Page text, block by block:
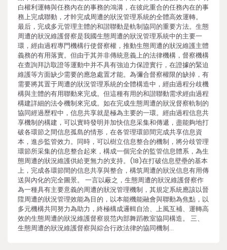
白權利運轉與任務內在的事務的鴻溝，在彼此重合的任務內在的事
務上完成聯動，才幹完成周遭的狀況管理系統的全體高效運轉。
最后，完成多元管理主體的和諧聯動是軌制協同的重要方法。生態
周遭的狀況維護督察是我國生態周遭的狀況管理系統中的主要一
環，經由過程專門機構行使督察權，推動生態周遭的狀況維護主體
義務的有用落實。但由于其并非傳統意義上的法律機構，督察機構
在查詢拜訪取證等運動中并不具有強迫力保證實行，在證據的緊迫
維護等方面缺少需要的應急處置才能。為彌合督察權限的缺掉，有
需要將其置于周遭的狀況管理系統的全體構造中，經由過程分歧機
構與主體的有用聯動來完成。但這種有用的和諧聯動需求經由過程
構建詳細的法令機制來完成。如在完成生態周遭的狀況督察軌制的
協同經過歷程中，信息共享就是極為主要的一環。經由過程信息共
享機制的構建，可以實時發明并加快信息采集和傳遞，盡能夠地打
破各環節之間信息孤島的情形，在各管理環節間完成共享信息資
本，進步監管效力。同時，可以樹立信息整合的機制，將分歧管理
環節所采集的信息整合起來，構成一個完全的監管信息體系，為生
態周遭的狀況維護供給更無力的支持。(18)在打破信息壁壘的基本
上，完成各環節間的信息共享與整合，構筑周遭的狀況信息有用傳
送與內化的完全圖景。 一言以蔽之，生態周遭的狀況維護督察作
為一種具有主要意義的周遭的狀況管理機制，其規定系統應該以晉
陞周遭的狀況管理效能為目的，以本能機能融會與聯動為焦點，以
多元機構共同努力為助力，終極構成邏輯自洽、上風互補、運轉高
效的生態周遭的狀況維護督察規范內部舞蹈教室協同構造。 三、
生態周遭的狀況維護督察與綜合行政法律的協同機制…